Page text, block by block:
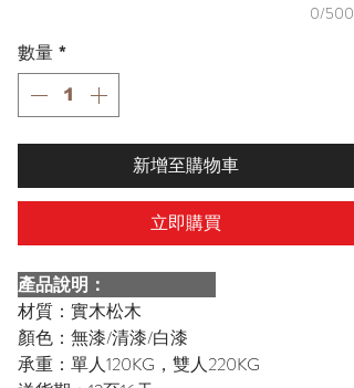
0/500
數量 *
新增至購物車
立即購買
產品說明：
材質：實木松木
顏色：無漆/清漆/白漆
承重：單人120KG，雙人220KG